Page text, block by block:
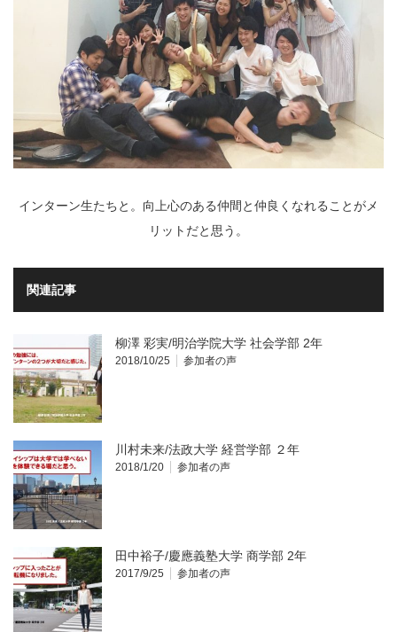
インターン生たちと。向上心のある仲間と仲良くなれることがメ
リットだと思う。
関連記事
柳澤 彩実/明治学院大学 社会学部 2年
2018/10/25 参加者の声
川村未来/法政大学 経営学部 ２年
2018/1/20 参加者の声
田中裕子/慶應義塾大学 商学部 2年
2017/9/25 参加者の声